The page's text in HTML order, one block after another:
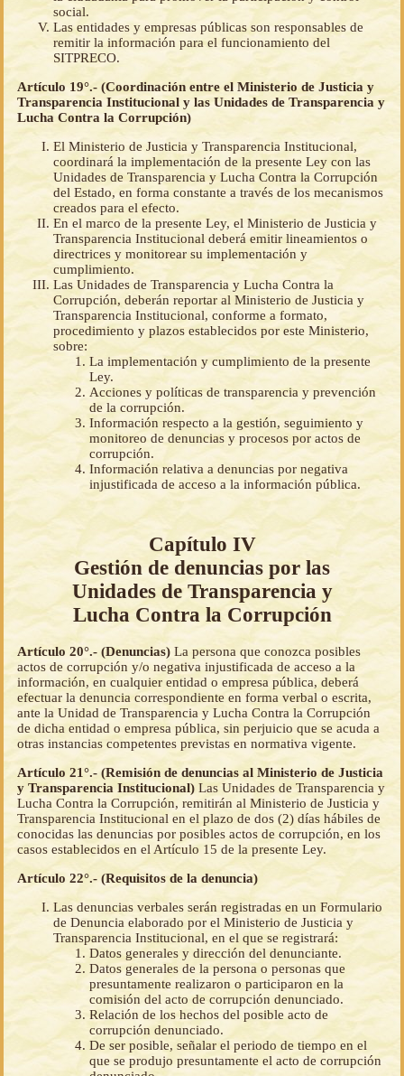
social.
Las entidades y empresas públicas son responsables de
remitir la información para el funcionamiento del
SITPRECO.
Artículo 19°.- (Coordinación entre el Ministerio de Justicia y
Transparencia Institucional y las Unidades de Transparencia y
Lucha Contra la Corrupción)
El Ministerio de Justicia y Transparencia Institucional,
coordinará la implementación de la presente Ley con las
Unidades de Transparencia y Lucha Contra la Corrupción
del Estado, en forma constante a través de los mecanismos
creados para el efecto.
En el marco de la presente Ley, el Ministerio de Justicia y
Transparencia Institucional deberá emitir lineamientos o
directrices y monitorear su implementación y
cumplimiento.
Las Unidades de Transparencia y Lucha Contra la
Corrupción, deberán reportar al Ministerio de Justicia y
Transparencia Institucional, conforme a formato,
procedimiento y plazos establecidos por este Ministerio,
sobre:
La implementación y cumplimiento de la presente
Ley.
Acciones y políticas de transparencia y prevención
de la corrupción.
Información respecto a la gestión, seguimiento y
monitoreo de denuncias y procesos por actos de
corrupción.
Información relativa a denuncias por negativa
injustificada de acceso a la información pública.
Capítulo IV
Gestión de denuncias por las
Unidades de Transparencia y
Lucha Contra la Corrupción
Artículo 20°.- (Denuncias) La persona que conozca posibles
actos de corrupción y/o negativa injustificada de acceso a la
información, en cualquier entidad o empresa pública, deberá
efectuar la denuncia correspondiente en forma verbal o escrita,
ante la Unidad de Transparencia y Lucha Contra la Corrupción
de dicha entidad o empresa pública, sin perjuicio que se acuda a
otras instancias competentes previstas en normativa vigente.
Artículo 21°.- (Remisión de denuncias al Ministerio de Justicia
y Transparencia Institucional) Las Unidades de Transparencia y
Lucha Contra la Corrupción, remitirán al Ministerio de Justicia y
Transparencia Institucional en el plazo de dos (2) días hábiles de
conocidas las denuncias por posibles actos de corrupción, en los
casos establecidos en el Artículo 15 de la presente Ley.
Artículo 22°.- (Requisitos de la denuncia)
Las denuncias verbales serán registradas en un Formulario
de Denuncia elaborado por el Ministerio de Justicia y
Transparencia Institucional, en el que se registrará:
Datos generales y dirección del denunciante.
Datos generales de la persona o personas que
presuntamente realizaron o participaron en la
comisión del acto de corrupción denunciado.
Relación de los hechos del posible acto de
corrupción denunciado.
De ser posible, señalar el periodo de tiempo en el
que se produjo presuntamente el acto de corrupción